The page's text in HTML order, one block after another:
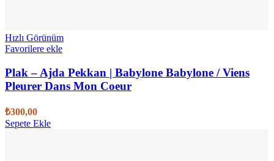
Hızlı Görünüm
Favorilere ekle
Plak – Ajda Pekkan | Babylone Babylone / Viens
Pleurer Dans Mon Coeur
₺300,00
Sepete Ekle